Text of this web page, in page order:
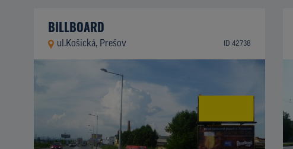
BILLBOARD
ul.Košická, Prešov ID 42738